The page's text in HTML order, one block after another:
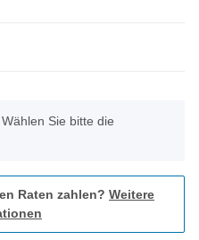
Sie bitte die
Raten zahlen? Weitere